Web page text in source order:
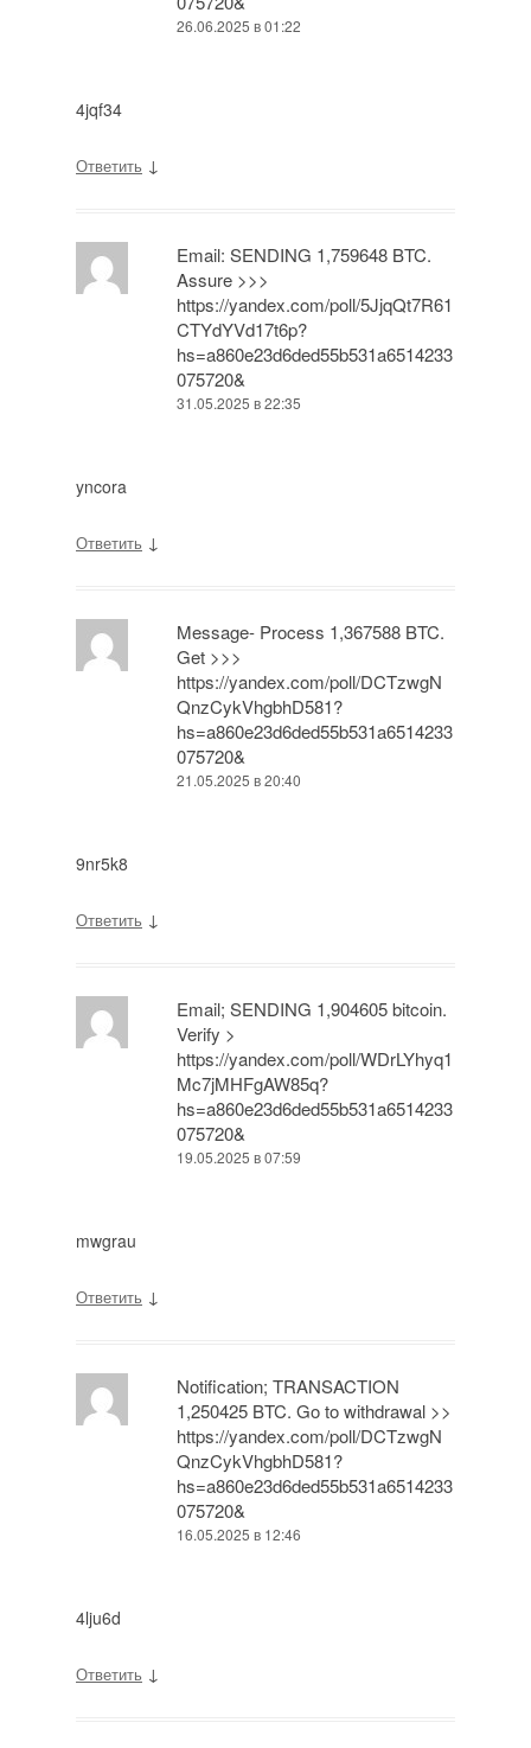
26.06.2025 в 01:22
4jqf34
Ответить ↓
Email: SENDING 1,759648 BTC.
Assure >>>
https://yandex.com/poll/5JjqQt7R61
CTYdYVd17t6p?
hs=a860e23d6ded55b531a6514233
075720&
31.05.2025 в 22:35
yncora
Ответить ↓
Message- Process 1,367588 BTC.
Get >>>
https://yandex.com/poll/DCTzwgN
QnzCykVhgbhD581?
hs=a860e23d6ded55b531a6514233
075720&
21.05.2025 в 20:40
9nr5k8
Ответить ↓
Email; SENDING 1,904605 bitcoin.
Verify >
https://yandex.com/poll/WDrLYhyq1
Mc7jMHFgAW85q?
hs=a860e23d6ded55b531a6514233
075720&
19.05.2025 в 07:59
mwgrau
Ответить ↓
Notification; TRANSACTION
1,250425 BTC. Go to withdrawal >>
https://yandex.com/poll/DCTzwgN
QnzCykVhgbhD581?
hs=a860e23d6ded55b531a6514233
075720&
16.05.2025 в 12:46
4lju6d
Ответить ↓